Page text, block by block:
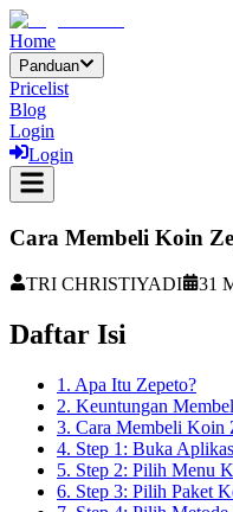
Home
Panduan
Pricelist
Blog
Login
Login
Cara Membeli Koin
TRI CHRISTIYADI 31
Daftar Isi
1. Apa Itu Zepeto?
2. Keuntungan
3. Cara Membeli Koin
4. Step 1: Buka
5. Step 2: Pilih Menu
6. Step 3: Pilih Paket